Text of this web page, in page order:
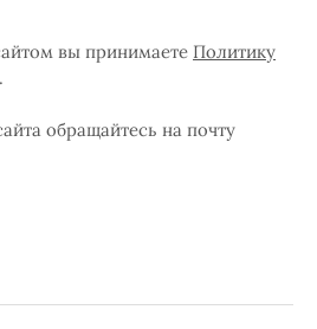
вы принимаете Политику
.
обращайтесь на почту